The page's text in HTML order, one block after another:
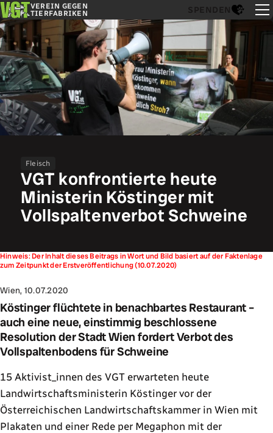
VEREIN GEGEN
TIERFABRIKEN
SPENDEN
Fleisch
VGT konfrontierte heute
Ministerin Köstinger mit
Vollspaltenverbot Schweine
Hinweis: Der Inhalt dieses Beitrags in Wort und Bild basiert auf der Faktenlage
zum Zeitpunkt der Erstveröffentlichung (10.07.2020)
Wien, 10.07.2020
Köstinger flüchtete in benachbartes Restaurant –
auch eine neue, einstimmig beschlossene
Resolution der Stadt Wien fordert Verbot des
Vollspaltenbodens für Schweine
15 Aktivist_innen des VGT erwarteten heute
Landwirtschaftsministerin Köstinger vor der
Österreichischen Landwirtschaftskammer in Wien mit
Plakaten und einer Rede per Megaphon mit der